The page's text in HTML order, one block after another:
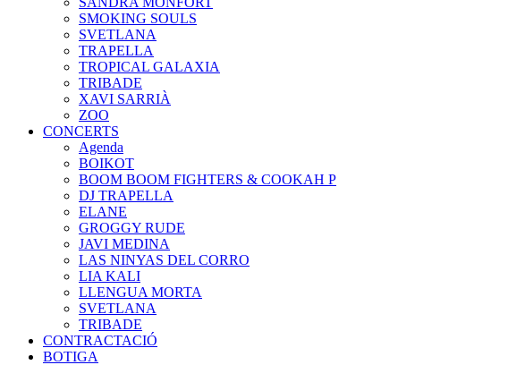
SMOKING SOULS
SVETLANA
TRAPELLA
TROPICAL GALAXIA
TRIBADE
XAVI SARRIÀ
ZOO
CONCERTS
Agenda
BOIKOT
BOOM BOOM FIGHTERS & COOKAH P
DJ TRAPELLA
ELANE
GROGGY RUDE
JAVI MEDINA
LAS NINYAS DEL CORRO
LIA KALI
LLENGUA MORTA
SVETLANA
TRIBADE
CONTRACTACIÓ
BOTIGA